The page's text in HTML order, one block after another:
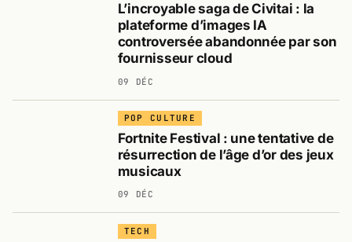
L’incroyable saga de Civitai : la
plateforme d’images IA
controversée abandonnée par son
fournisseur cloud
09 DÉC
POP CULTURE
Fortnite Festival : une tentative de
résurrection de l’âge d’or des jeux
musicaux
09 DÉC
TECH